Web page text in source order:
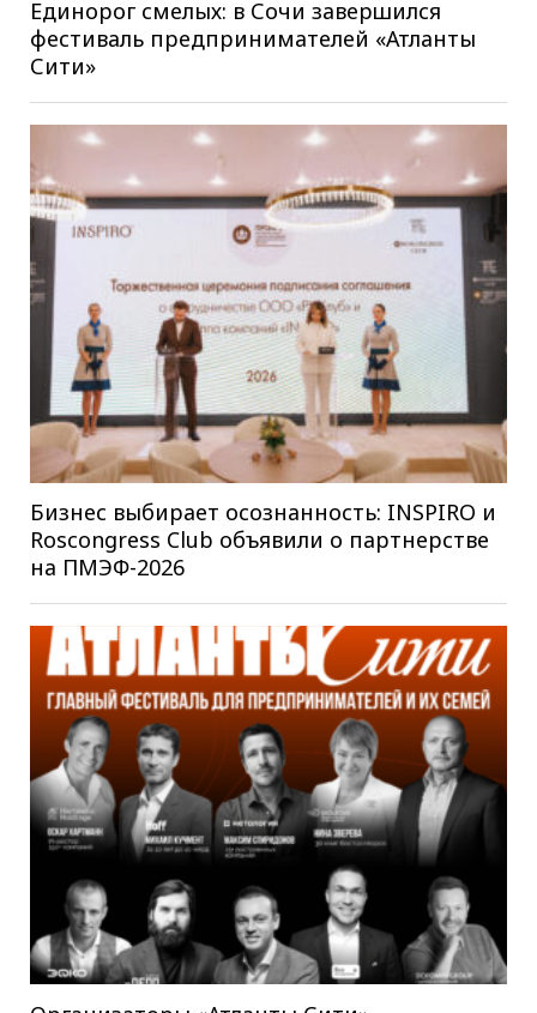
Единорог смелых: в Сочи завершился
фестиваль предпринимателей «Атланты
Сити»
Бизнес выбирает осознанность: INSPIRO и
Roscongress Club объявили о партнерстве
на ПМЭФ-2026